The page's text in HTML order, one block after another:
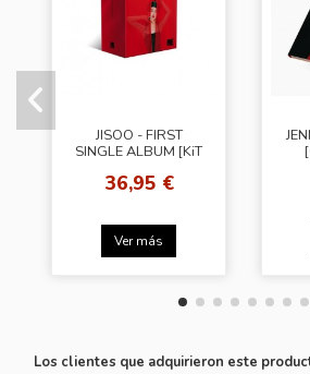
JISOO - FIRST
SINGLE ALBUM [KiT
36,95 €
Ver más
Los clientes que adquirieron este